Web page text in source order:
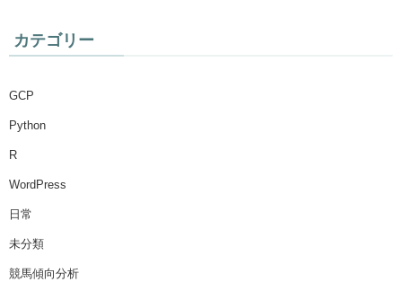
カテゴリー
GCP
Python
R
WordPress
日常
未分類
競馬傾向分析